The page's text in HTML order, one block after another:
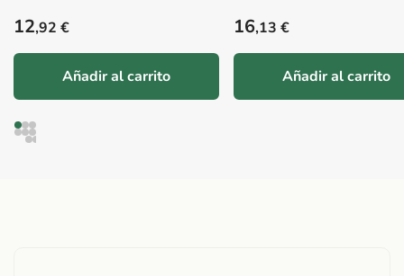
Precio habitual
12,92 €
Añadir al carrito
Precio habitual
16,13 €
Añadir al carrito